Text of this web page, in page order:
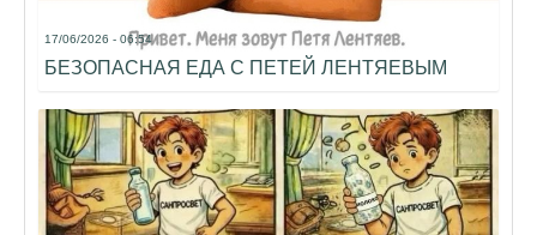
17/06/2026 - 06:54
БЕЗОПАСНАЯ ЕДА С ПЕТЕЙ ЛЕНТЯЕВЫМ